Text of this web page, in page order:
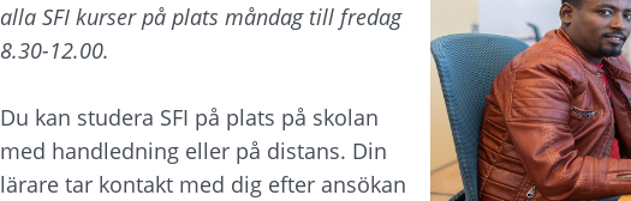
alla SFI kurser på plats måndag till fredag
8.30-12.00.
Du kan studera SFI på plats på skolan
med handledning eller på distans. Din
lärare tar kontakt med dig efter ansökan